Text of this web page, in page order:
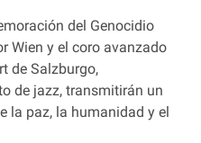
del Genocidio
Wien y el coro avanzado
de Salzburgo,
de jazz, transmitirán un
la paz, la humanidad y el